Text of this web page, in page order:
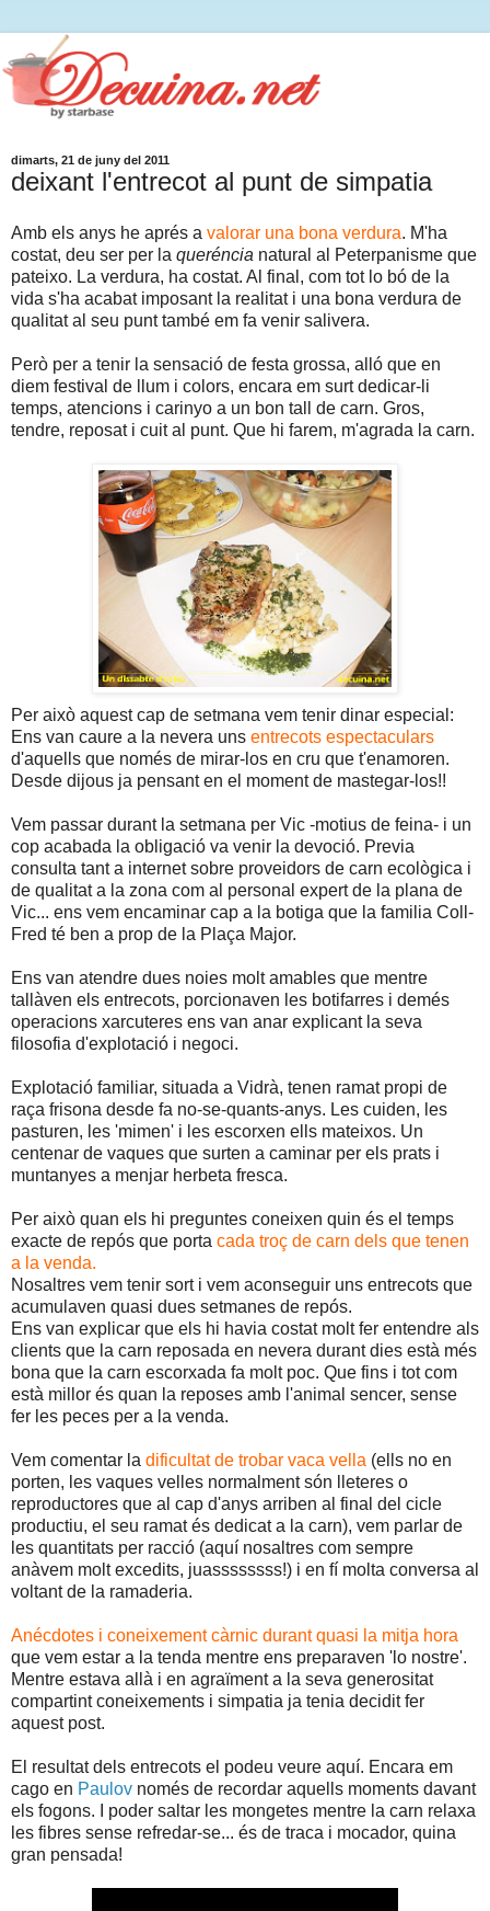
dimarts, 21 de juny del 2011
deixant l'entrecot al punt de simpatia
Amb els anys he aprés a valorar una bona verdura. M'ha
costat, deu ser per la queréncia natural al Peterpanisme que
pateixo. La verdura, ha costat. Al final, com tot lo bó de la
vida s'ha acabat imposant la realitat i una bona verdura de
qualitat al seu punt també em fa venir salivera.
Però per a tenir la sensació de festa grossa, alló que en
diem festival de llum i colors, encara em surt dedicar-li
temps, atencions i carinyo a un bon tall de carn. Gros,
tendre, reposat i cuit al punt. Que hi farem, m'agrada la carn.
Per això aquest cap de setmana vem tenir dinar especial:
Ens van caure a la nevera uns entrecots espectaculars
d'aquells que només de mirar-los en cru que t'enamoren.
Desde dijous ja pensant en el moment de mastegar-los!!
Vem passar durant la setmana per Vic -motius de feina- i un
cop acabada la obligació va venir la devoció. Previa
consulta tant a internet sobre proveidors de carn ecològica i
de qualitat a la zona com al personal expert de la plana de
Vic... ens vem encaminar cap a la botiga que la familia Coll-
Fred té ben a prop de la Plaça Major.
Ens van atendre dues noies molt amables que mentre
tallàven els entrecots, porcionaven les botifarres i demés
operacions xarcuteres ens van anar explicant la seva
filosofia d'explotació i negoci.
Explotació familiar, situada a Vidrà, tenen ramat propi de
raça frisona desde fa no-se-quants-anys. Les cuiden, les
pasturen, les 'mimen' i les escorxen ells mateixos. Un
centenar de vaques que surten a caminar per els prats i
muntanyes a menjar herbeta fresca.
Per això quan els hi preguntes coneixen quin és el temps
exacte de repós que porta cada troç de carn dels que tenen
a la venda.
Nosaltres vem tenir sort i vem aconseguir uns entrecots que
acumulaven quasi dues setmanes de repós.
Ens van explicar que els hi havia costat molt fer entendre als
clients que la carn reposada en nevera durant dies està més
bona que la carn escorxada fa molt poc. Que fins i tot com
està millor és quan la reposes amb l'animal sencer, sense
fer les peces per a la venda.
Vem comentar la dificultat de trobar vaca vella (ells no en
porten, les vaques velles normalment són lleteres o
reproductores que al cap d'anys arriben al final del cicle
productiu, el seu ramat és dedicat a la carn), vem parlar de
les quantitats per racció (aquí nosaltres com sempre
anàvem molt excedits, juassssssss!) i en fí molta conversa al
voltant de la ramaderia.
Anécdotes i coneixement càrnic durant quasi la mitja hora
que vem estar a la tenda mentre ens preparaven 'lo nostre'.
Mentre estava allà i en agraïment a la seva generositat
compartint coneixements i simpatia ja tenia decidit fer
aquest post.
El resultat dels entrecots el podeu veure aquí. Encara em
cago en Paulov només de recordar aquells moments davant
els fogons. I poder saltar les mongetes mentre la carn relaxa
les fibres sense refredar-se... és de traca i mocador, quina
gran pensada!